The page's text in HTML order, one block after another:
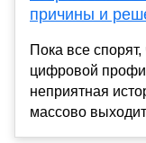
причины и
Пока все
цифровой
неприятная
массово